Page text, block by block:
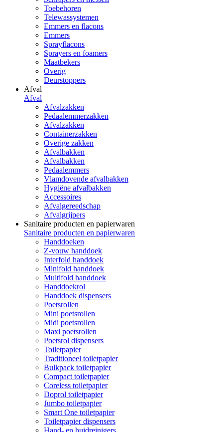
Toebehoren
Telewassystemen
Emmers en flacons
Emmers
Sprayflacons
Sprayers en foamers
Maatbekers
Overig
Deurstoppers
Afval
Afval
Afvalzakken
Pedaalemmerzakken
Afvalzakken
Containerzakken
Overige zakken
Afvalbakken
Afvalbakken
Pedaalemmers
Vlamdovende afvalbakken
Hygiëne afvalbakken
Accessoires
Afvalgereedschap
Afvalgrijpers
Sanitaire producten en papierwaren
Sanitaire producten en papierwaren
Handdoeken
Z-vouw handdoek
Interfold handdoek
Minifold handdoek
Multifold handdoek
Handdoekrol
Handdoek dispensers
Poetsrollen
Mini poetsrollen
Midi poetsrollen
Maxi poetsrollen
Poetsrol dispensers
Toiletpapier
Traditioneel toiletpapier
Bulkpack toiletpapier
Compact toiletpapier
Coreless toiletpapier
Doprol toiletpapier
Jumbo toiletpapier
Smart One toiletpapier
Toiletpapier dispensers
Hand- en huidreinigers